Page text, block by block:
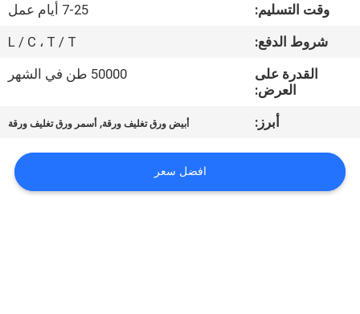
اتصل
خريطة
وقت التسليم:
7-25 أيام عمل
شروط الدفع:
L / C ، T / T
القدرة على
العرض:
50000 طن في الشهر
أبرز: أبيض ورق تغليف ورقة, أسمر ورق تغليف ورقة
افضل سعر